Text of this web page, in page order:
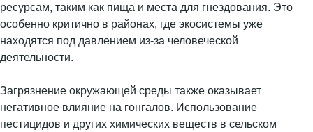
ресурсам, таким как пища и места для гнездования. Это
особенно критично в районах, где экосистемы уже
находятся под давлением из-за человеческой
деятельности.
Загрязнение окружающей среды также оказывает
негативное влияние на гонгалов. Использование
пестицидов и других химических веществ в сельском